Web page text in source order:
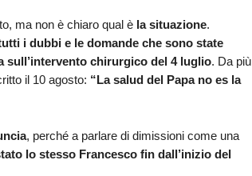
ma non è chiaro qual è la situazione.
i dubbi e le domande che sono state
sull’intervento chirurgico del 4 luglio. Da più
il 10 agosto: “La salud del Papa no es la
, perché a parlare di dimissioni come una
lo stesso Francesco fin dall’inizio del